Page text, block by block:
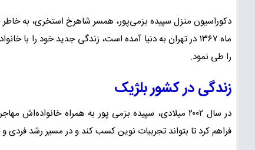
دکوراسیون منزل سپیده بزمی‌پور، همسر شاهرخ استخری، به
ماه ۱۳۶۷ در تهران به دنیا آمده است، زندگی جدید خود را
را طی نمود.
زندگی در کشور بلژیک
در سال ۲۰۰۲ میلادی، سپیده بزمی پور به همراه
فراهم کرد تا بتواند تجربیات نوین کسب کند و در مسیر رشد فردی و